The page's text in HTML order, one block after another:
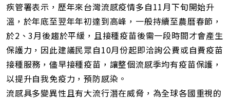
疾管署表示，歷年來台灣流感疫情多自11月下旬開始升
溫，於年底至翌年年初達到高峰，一般持續至農曆春節，
於2、3月後趨於平緩，且接種疫苗後需一段時間才會產生
保護力，因此建議民眾自10月份起即洽詢公費或自費疫苗
接種服務，儘早接種疫苗，讓整個流感季均有疫苗保護，
以提升自我免疫力，預防感染。
流感具多變異性且有大流行潛在威脅，為全球各國重視的